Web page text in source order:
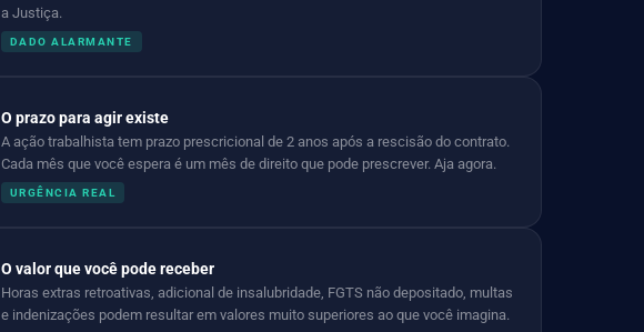
a Justiça.
DADO ALARMANTE
O prazo para agir existe
A ação trabalhista tem prazo prescricional de 2 anos após a rescisão do contrato.
Cada mês que você espera é um mês de direito que pode prescrever. Aja agora.
URGÊNCIA REAL
O valor que você pode receber
Horas extras retroativas, adicional de insalubridade, FGTS não depositado, multas
e indenizações podem resultar em valores muito superiores ao que você imagina.